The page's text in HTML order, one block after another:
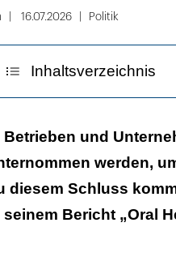
16.07.2026 Politik
Inhaltsverzeichnis
Best Practices aus Japan...
...und Brasilien
Betrieben und
werden,
diesem Schluss
seinem Bericht „Oral